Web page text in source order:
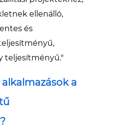
ellenálló,
és
teljesítményű."
a